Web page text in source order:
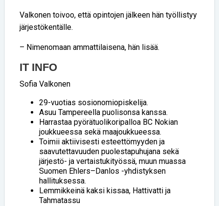
Valkonen toivoo, että opintojen jälkeen hän työllistyy
järjestökentälle.
– Nimenomaan ammattilaisena, hän lisää.
IT INFO
Sofia Valkonen
29-vuotias sosionomiopiskelija.
Asuu Tampereella puolisonsa kanssa.
Harrastaa pyörätuolikoripalloa BC Nokian
joukkueessa sekä maajoukkueessa.
Toimii aktiivisesti esteettömyyden ja
saavutettavuuden puolestapuhujana sekä
järjestö- ja vertaistukityössä, muun muassa
Suomen Ehlers–Danlos -yhdistyksen
hallituksessa.
Lemmikkeinä kaksi kissaa, Hattivatti ja
Tahmatassu